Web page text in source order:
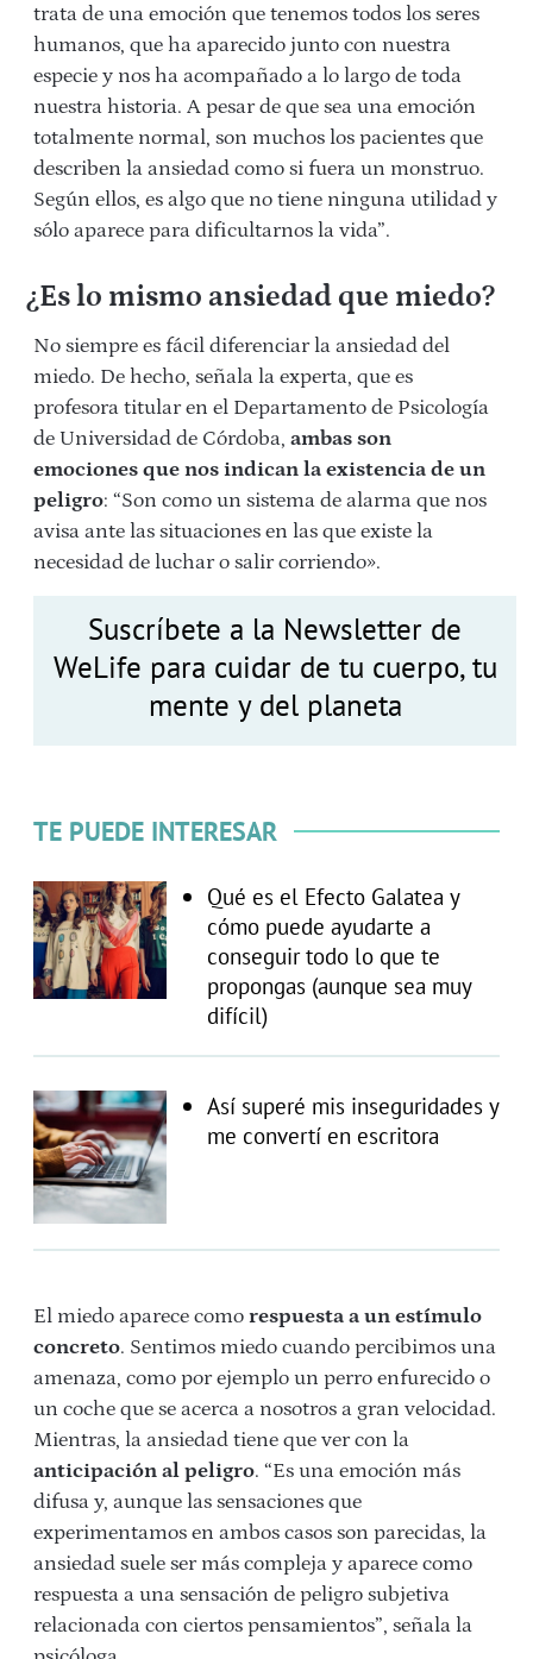
trata de una emoción que tenemos todos los seres
humanos, que ha aparecido junto con nuestra
especie y nos ha acompañado a lo largo de toda
nuestra historia. A pesar de que sea una emoción
totalmente normal, son muchos los pacientes que
describen la ansiedad como si fuera un monstruo.
Según ellos, es algo que no tiene ninguna utilidad y
sólo aparece para dificultarnos la vida”.
¿Es lo mismo ansiedad que miedo?
No siempre es fácil diferenciar la ansiedad del
miedo. De hecho, señala la experta, que es
profesora titular en el Departamento de Psicología
de Universidad de Córdoba, ambas son
emociones que nos indican la existencia de un
peligro: “Son como un sistema de alarma que nos
avisa ante las situaciones en las que existe la
necesidad de luchar o salir corriendo».
Suscríbete a la Newsletter de
WeLife para cuidar de tu cuerpo, tu
mente y del planeta
TE PUEDE INTERESAR
Qué es el Efecto Galatea y
cómo puede ayudarte a
conseguir todo lo que te
propongas (aunque sea muy
difícil)
Así superé mis inseguridades y
me convertí en escritora
El miedo aparece como respuesta a un estímulo
concreto. Sentimos miedo cuando percibimos una
amenaza, como por ejemplo un perro enfurecido o
un coche que se acerca a nosotros a gran velocidad.
Mientras, la ansiedad tiene que ver con la
anticipación al peligro. “Es una emoción más
difusa y, aunque las sensaciones que
experimentamos en ambos casos son parecidas, la
ansiedad suele ser más compleja y aparece como
respuesta a una sensación de peligro subjetiva
relacionada con ciertos pensamientos”, señala la